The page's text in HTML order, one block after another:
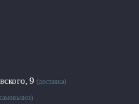
9 (доставка)